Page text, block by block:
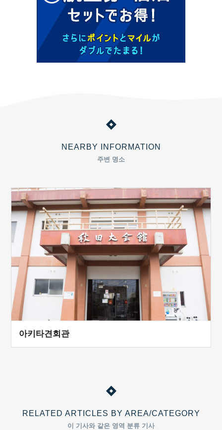
NEARBY INFORMATION
주변 명소
아키타견회관
RELATED ARTICLES BY AREA/CATEGORY
이 기사와 같은 영역 분류 기사